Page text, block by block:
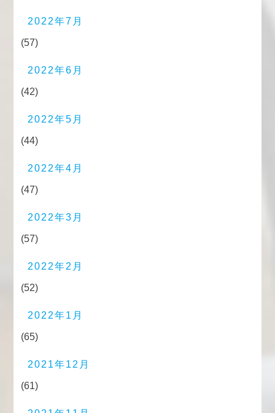
2022年7月
(57)
2022年6月
(42)
2022年5月
(44)
2022年4月
(47)
2022年3月
(57)
2022年2月
(52)
2022年1月
(65)
2021年12月
(61)